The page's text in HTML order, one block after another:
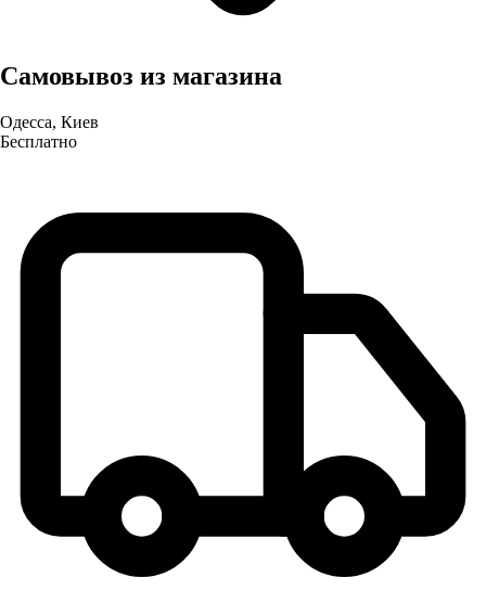
Самовывоз из магазина
Одесса, Киев
Бесплатно